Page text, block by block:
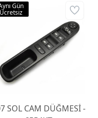
SOL CAM DÜĞMESİ -
Gün
Ücretsiz